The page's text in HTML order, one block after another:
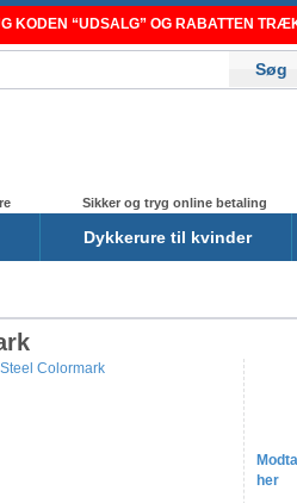
KODEN “UDSALG” OG RABATTEN
Sikker og tryg online betaling
Dykkerure til kvinder
her